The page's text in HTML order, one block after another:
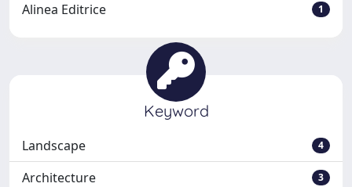
Alinea Editrice 1
Keyword
Landscape 4
Architecture 3